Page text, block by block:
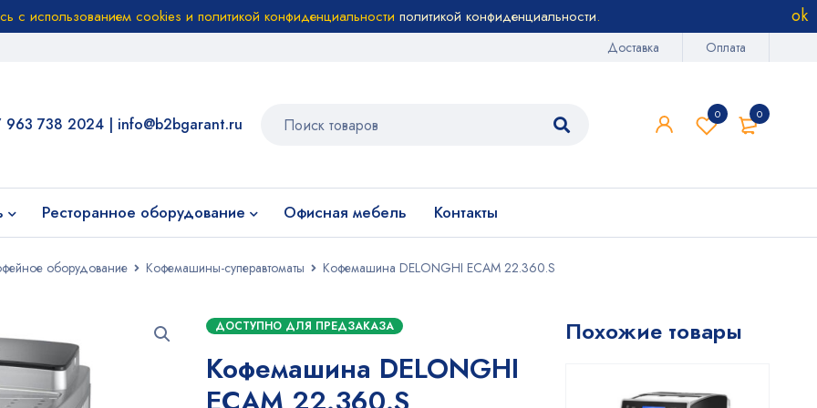
с использованием cookies и политикой конфиденциальности политикой конфиденциальности.
Доставка Оплата
0
0
963 738 2024 | info@b2bgarant.ru
Ресторанное оборудование Офисная мебель Контакты
оборудование Кофемашины-суперавтоматы Кофемашина DELONGHI ECAM 22.360.S
ДОСТУПНО ДЛЯ ПРЕДЗАКАЗА
Кофемашина DELONGHI
Похожие товары